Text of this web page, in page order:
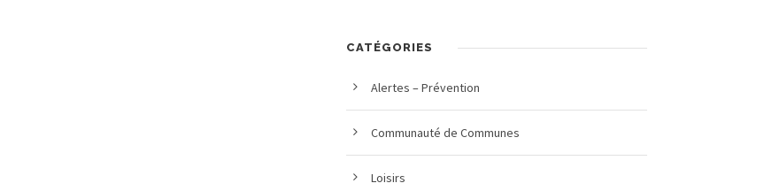
CATÉGORIES
Alertes – Prévention
Communauté de Communes
Loisirs